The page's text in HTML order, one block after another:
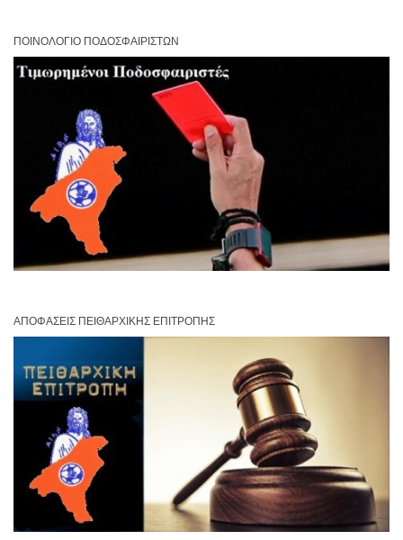
ΠΟΙΝΟΛΌΓΙΟ ΠΟΔΟΣΦΑΙΡΙΣΤΏΝ
ΑΠΟΦΆΣΕΙΣ ΠΕΙΘΑΡΧΙΚΉΣ ΕΠΙΤΡΟΠΉΣ